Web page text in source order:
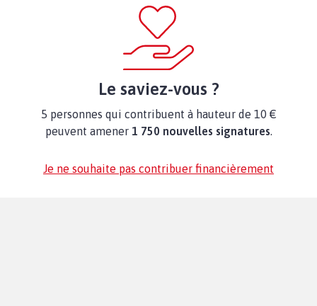
Le saviez-vous ?
5 personnes qui contribuent à hauteur de 10 €
peuvent amener 1 750 nouvelles signatures.
Je ne souhaite pas contribuer financièrement